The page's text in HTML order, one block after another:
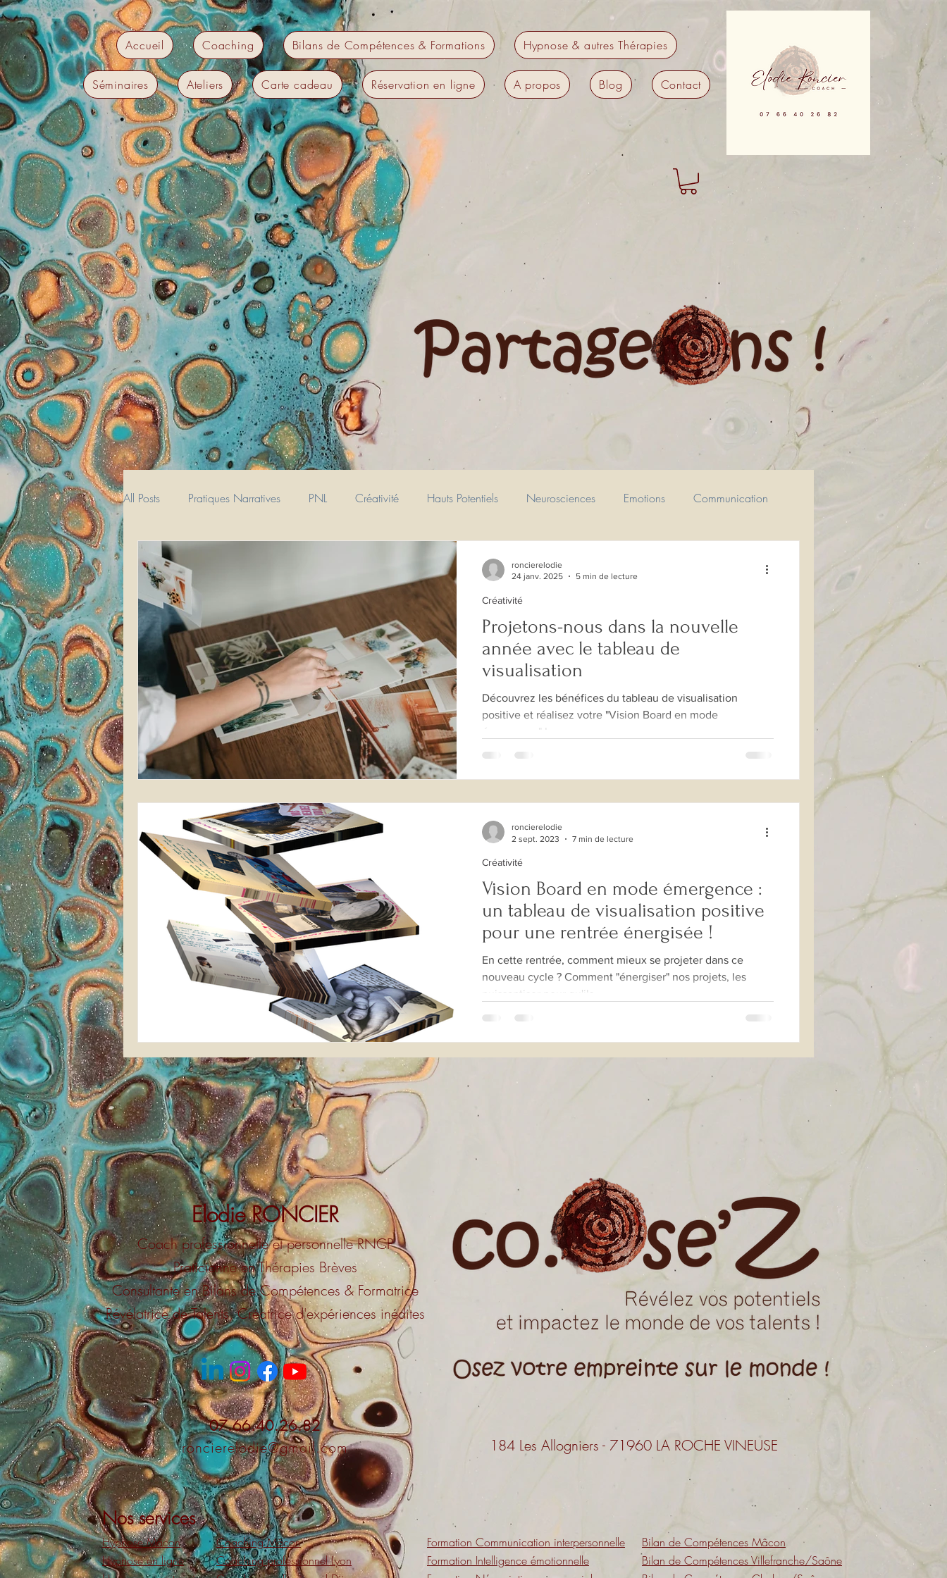
Accueil Coaching Bilans de Compétences & Formations Hypnose & autres Thérapies
Séminaires Ateliers Carte cadeau Réservation en ligne A propos Blog Contact
All Posts Pratiques Narratives PNL Créativité Hauts Potentiels Neurosciences Emotions Communication
Management Préparation mentale
Bilan de Compétences Art
Projetons-nous dans la nouvelle
année avec le tableau de
visualisation
Découvrez les bénéfices du tableau de visualisation
positive et réalisez votre "Vision Board en mode
émergence" !
Créativité
roncierelodie
24 janv. 2025
5 min de lecture
Vision Board en mode émergence :
un tableau de visualisation positive
pour une rentrée énergisée !
En cette rentrée, comment mieux se projeter dans ce
nouveau cycle ? Comment "énergiser" nos projets, les
puissantiser pour qu'ils...
Créativité
roncierelodie
2 sept. 2023
7 min de lecture
Elodie RONCIER
Coach professionnelle et personnelle RNCP
Praticienne en Thérapies Brèves
Consultante en Bilansde Compétences & Formatrice
Révélatrice de Talents, Créatriced'expériences inédites
07.66.40.26.82
roncierelodie@gmail.com
184 Les Allogniers - 71960 LA ROCHE VINEUSE
Nos services
Hypnose Mâcon
Hypnose en ligne
Coaching Mâcon
Coaching professionnel Lyon
Formation Communication interpersonnelle
Formation Intelligence émotionnelle
Bilan de Compétences Mâcon
Bilan de Compétences Villefranche/Saône